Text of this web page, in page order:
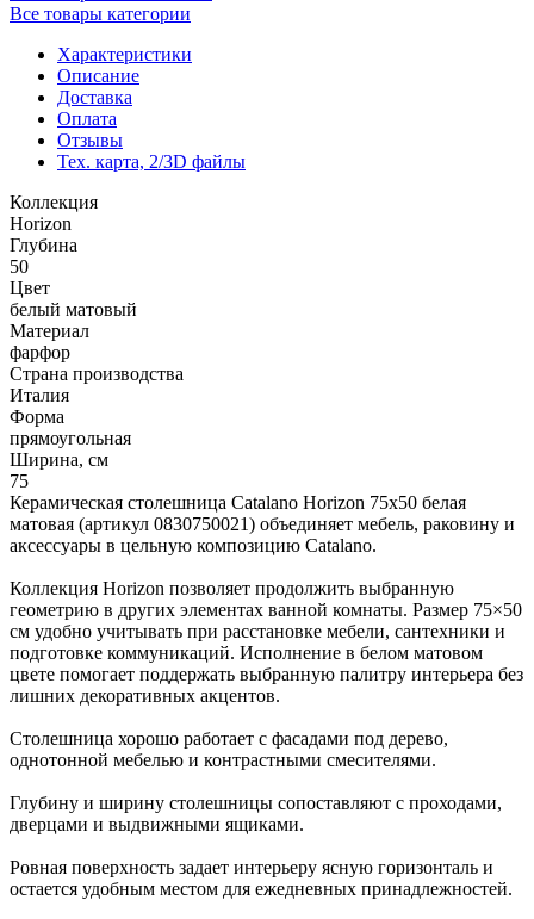
Все товары категории
Характеристики
Описание
Доставка
Оплата
Отзывы
Тех. карта, 2/3D файлы
Коллекция
Horizon
Глубина
50
Цвет
белый матовый
Материал
фарфор
Страна производства
Италия
Форма
прямоугольная
Ширина, см
75
Керамическая столешница Catalano Horizon 75x50 белая
матовая (артикул 0830750021) объединяет мебель, раковину и
аксессуары в цельную композицию Catalano.
Коллекция Horizon позволяет продолжить выбранную
геометрию в других элементах ванной комнаты. Размер 75×50
см удобно учитывать при расстановке мебели, сантехники и
подготовке коммуникаций. Исполнение в белом матовом
цвете помогает поддержать выбранную палитру интерьера без
лишних декоративных акцентов.
Столешница хорошо работает с фасадами под дерево,
однотонной мебелью и контрастными смесителями.
Глубину и ширину столешницы сопоставляют с проходами,
дверцами и выдвижными ящиками.
Ровная поверхность задает интерьеру ясную горизонталь и
остается удобным местом для ежедневных принадлежностей.